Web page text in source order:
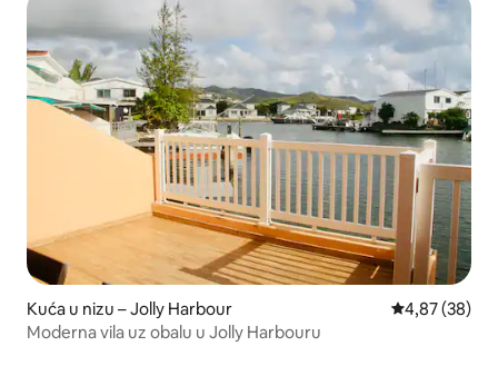
Kuća u nizu – Jolly Harbour Prosječna
4,87 (38)
Moderna vila uz obalu u Jolly Harbouru